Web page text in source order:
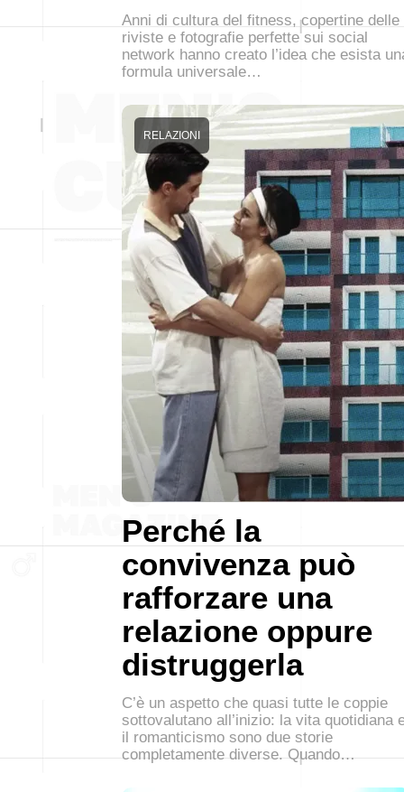
Anni di cultura del fitness, copertine delle
riviste e fotografie perfette sui social
network hanno creato l’idea che esista
formula universale…
Perché la
convivenza può
rafforzare una
relazione oppure
distruggerla
RELAZIONI
C’è un aspetto che quasi tutte le coppie
sottovalutano all’inizio: la vita quotidiana
il romanticismo sono due storie
completamente diverse. Quando…